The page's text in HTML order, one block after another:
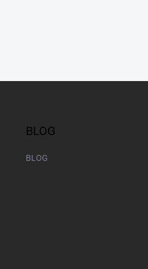
BLOG
BLOG